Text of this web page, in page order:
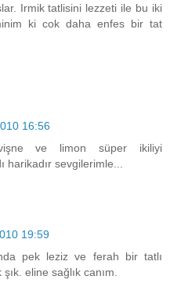
Irmik tatlisini lezzeti ile bu iki
ki cok daha enfes bir tat
16:56
ve limon süper ikiliyi
harikadır sevgilerimle...
19:59
pek leziz ve ferah bir tatlı
eline sağlık canım.